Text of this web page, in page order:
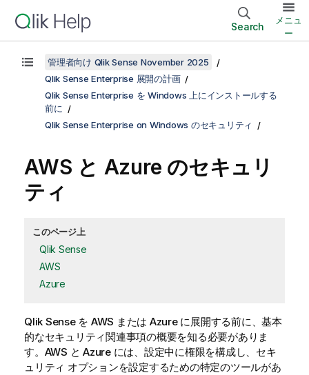
Search
メニュ
ー
管理者向け Qlik Sense November 2025
Qlik Sense Enterprise 展開の計画
Qlik Sense Enterprise を Windows 上にインストールする
前に
Qlik Sense Enterprise on Windows のセキュリティ
AWS と Azure のセキュリ
ティ
このページ上
Qlik Sense
AWS
Azure
Qlik Senseを AWS または Azure に展開する前に、基本
的なセキュリティ関連事項の概要を知る必要がありま
す。AWS と Azure には、設定中に権限を構成し、セキ
ュリティ オプションを設定するための特定のツールがあ